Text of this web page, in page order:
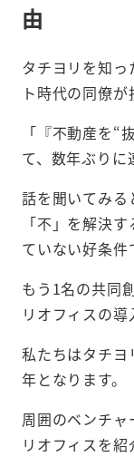
由
タチヨリを知
ト時代の同僚
「『不動産を“
て、数年ぶりに
話を聞いてみる
「不」を解決
ていない好条件
もう1名の共同
リオフィスの導
私たちはタチヨ
年となります。
周囲のベンチャ
リオフィスを紹